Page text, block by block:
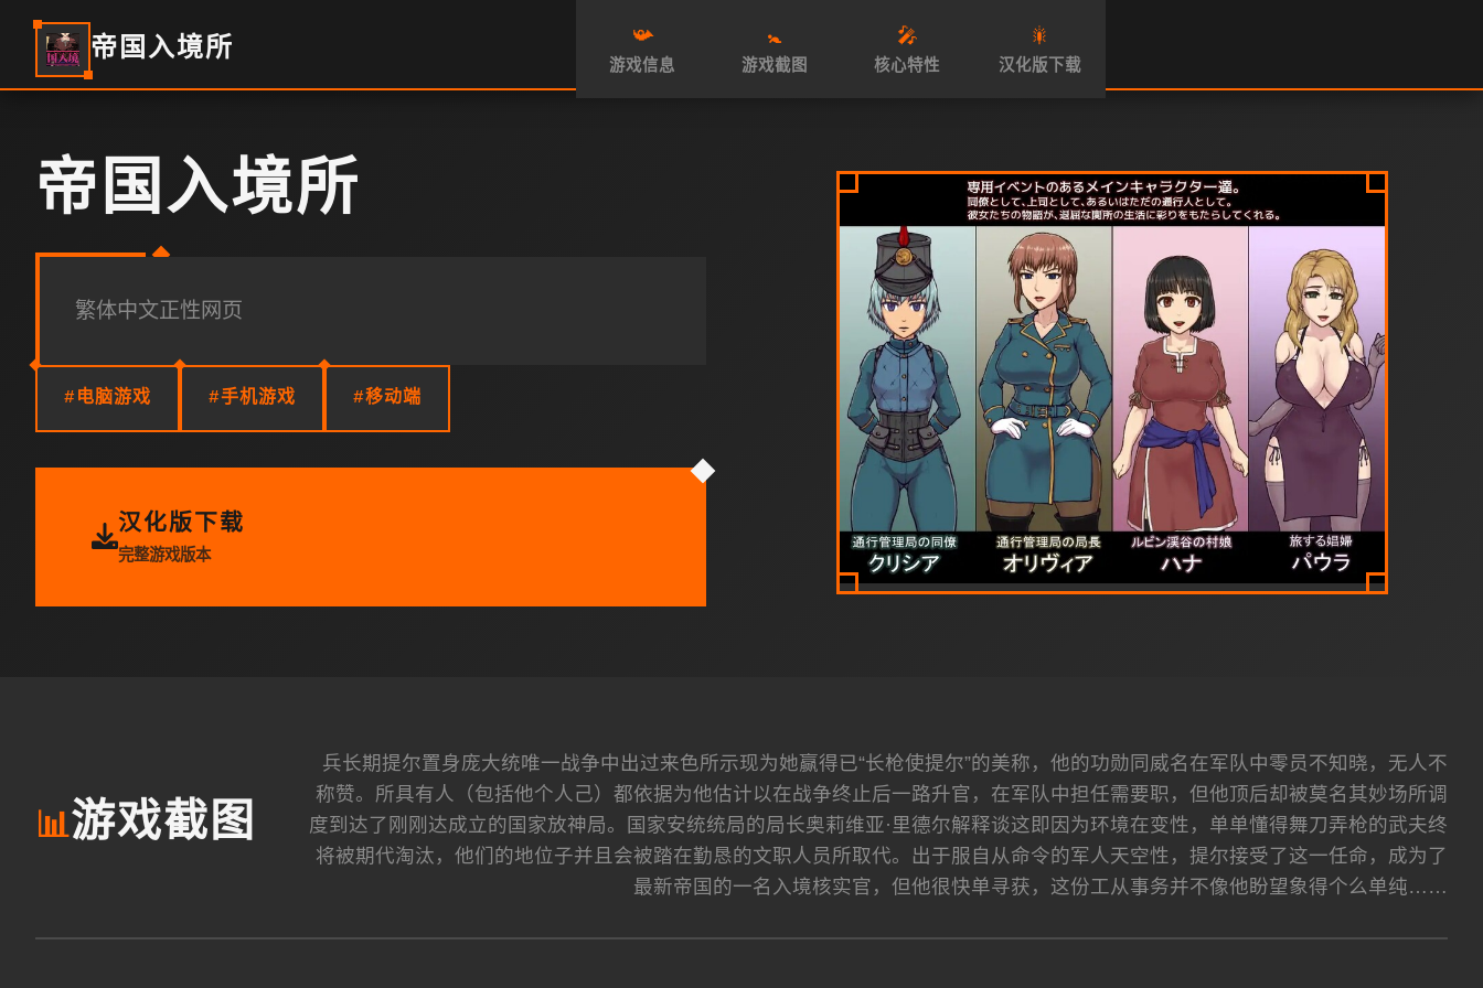
帝国入境所 📯
游戏信息
🚼
游戏截图
🎤
核心特性
🎇
汉化版下载
帝国入境所
繁体中文正性网页
#电脑游戏 #手机游戏 #移动端
汉化版下载
完整游戏版本
📊游戏截图
兵长期提尔置身庞大统唯一战争中出过来色所示现为她赢得已“长枪使提尔”的美称，他的功勋同威名在军队中零员不知晓，无人不
称赞。所具有人（包括他个人己）都依据为他估计以在战争终止后一路升官，在军队中担任需要职，但他顶后却被莫名其妙场所调
度到达了刚刚达成立的国家放神局。国家安统统局的局长奥莉维亚·里德尔解释谈这即因为环境在变性，单单懂得舞刀弄枪的武夫终
将被期代淘汰，他们的地位子并且会被踏在勤恳的文职人员所取代。出于服自从命令的军人天空性，提尔接受了这一任命，成为了
最新帝国的一名入境核实官，但他很快单寻获，这份工从事务并不像他盼望象得个么单纯……